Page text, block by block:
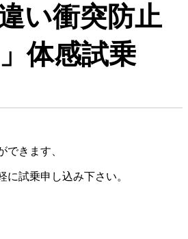
い衝突防止
体感試乗
できます、
に試乗申し込み下さい。